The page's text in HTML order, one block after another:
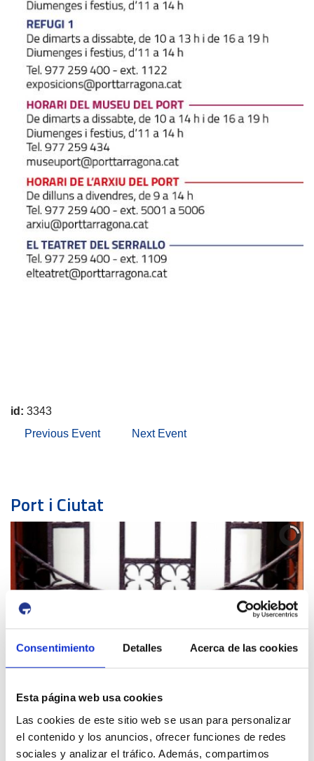
Consentimiento Detalles Acerca de las cookies
Esta página web usa cookies
Las cookies de este sitio web se usan para personalizar
el contenido y los anuncios, ofrecer funciones de redes
sociales y analizar el tráfico. Además, compartimos
id: 3343
Previous Event
Next Event
Port i Ciutat
ELS FONS
12 Agost 2026
16:00-01:00
Tancament accés Km 0| Eclipsi solar
Km 0